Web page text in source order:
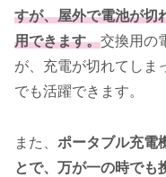
すが、屋外で電池が切
用できます。交換用の
が、充電が切れてしま
でも活躍できます。
また、 ポータブル充電
とで、万が一の時でも